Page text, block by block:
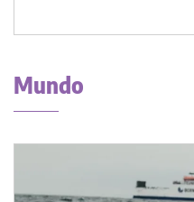
Mundo